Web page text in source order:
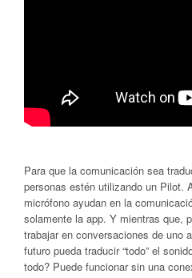
Para que la comunicación sea
personas estén utilizando un Pilot.
micrófono ayudan en la
solamente la app. Y mientras que,
trabajar en conversaciones de uno
futuro pueda traducir “todo” el
todo? Puede funcionar sin una